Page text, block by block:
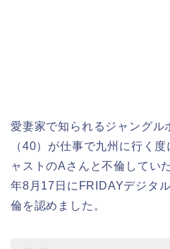
愛妻家で知られるジャングル
（40）が仕事で九州に行く
ャストのAさんと不倫してい
年8月17日にFRIDAYデジタ
倫を認めました。